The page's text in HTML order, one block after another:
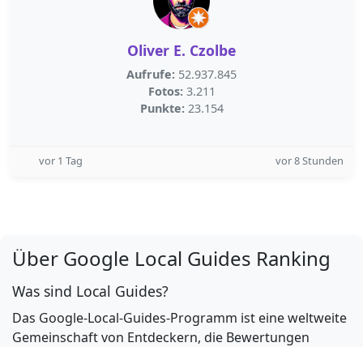
Oliver E. Czolbe
Aufrufe: 52.937.845
Fotos: 3.211
Punkte: 23.154
vor 1 Tag vor 8 Stunden
Über Google Local Guides Ranking
Was sind Local Guides?
Das Google-Local-Guides-Programm ist eine weltweite
Gemeinschaft von Entdeckern, die Bewertungen